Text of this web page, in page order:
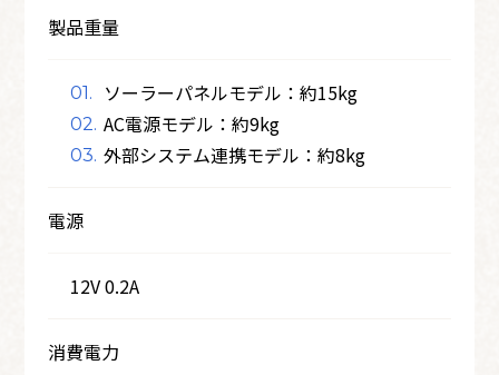
製品重量
ソーラーパネルモデル：約15kg
AC電源モデル：約9kg
外部システム連携モデル：約8kg
電源
12V 0.2A
消費電力